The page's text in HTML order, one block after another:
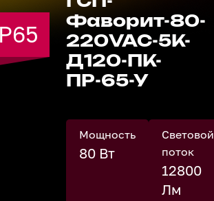
Фаворит-80-
220VAC-5К-
Д120-ПК-
ПР-65-У
Мощность
80 Вт
Световой
поток
12800
Лм